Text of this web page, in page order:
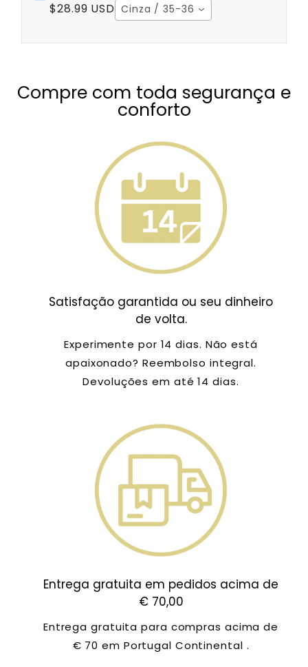
$28.99 USD Cinza / 35-36
Compre com toda segurança e
conforto
Satisfação garantida ou seu dinheiro
de volta.
Experimente por 14 dias. Não está
apaixonado? Reembolso integral.
Devoluções em até 14 dias.
Entrega gratuita em pedidos acima de
€ 70,00
Entrega gratuita para compras acima de
€ 70 em Portugal Continental .